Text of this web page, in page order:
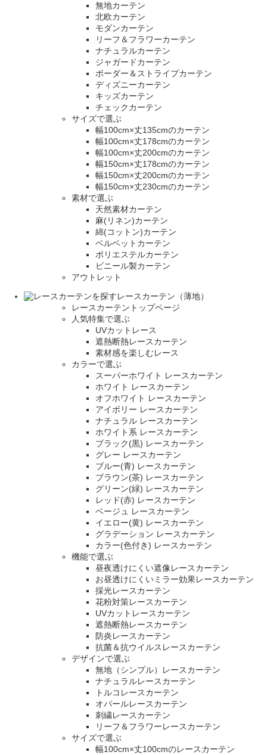
無地カーテン
北欧カーテン
モダンカーテン
リーフ＆フラワーカーテン
ナチュラルカーテン
ジャガードカーテン
ボーダー＆ストライプカーテン
ディズニーカーテン
キッズカーテン
チェックカーテン
サイズで選ぶ
幅100cm×丈135cmのカーテン
幅100cm×丈178cmのカーテン
幅100cm×丈200cmのカーテン
幅150cm×丈178cmのカーテン
幅150cm×丈200cmのカーテン
幅150cm×丈230cmのカーテン
素材で選ぶ
天然素材カーテン
麻(リネン)カーテン
綿(コットン)カーテン
ベルベットカーテン
ポリエステルカーテン
ビニール製カーテン
アウトレット
レースカーテン（薄地）
レースカーテントップページ
人気特集で選ぶ
UVカットレース
遮熱断熱レースカーテン
素材感を楽しむレース
カラーで選ぶ
スーパーホワイト レースカーテン
ホワイト レースカーテン
オフホワイト レースカーテン
アイボリー レースカーテン
ナチュラル レースカーテン
ホワイト系 レースカーテン
ブラック(黒) レースカーテン
グレー レースカーテン
ブルー(青) レースカーテン
ブラウン(茶) レースカーテン
グリーン(緑) レースカーテン
レッド(赤) レースカーテン
ベージュ レースカーテン
イエロー(黄) レースカーテン
グラデーション レースカーテン
カラー(色付き) レースカーテン
機能で選ぶ
昼夜透けにくい遮像レースカーテン
お昼透けにくいミラー効果レースカーテン
採光レースカーテン
花粉対策レースカーテン
UVカットレースカーテン
遮熱断熱レースカーテン
防炎レースカーテン
抗菌＆抗ウイルスレースカーテン
デザインで選ぶ
無地（シンプル）レースカーテン
ナチュラルレースカーテン
トルコレースカーテン
オパールレースカーテン
刺繍レースカーテン
リーフ＆フラワーレースカーテン
サイズで選ぶ
幅100cm×丈100cmのレースカーテン